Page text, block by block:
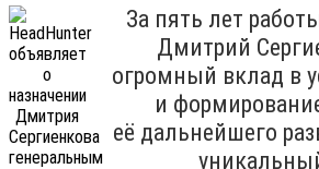
За пять лет
Дмитрий
огромный вклад в
и
её дальнейшего